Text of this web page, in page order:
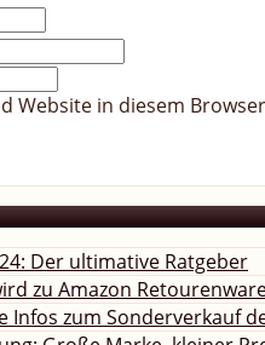
Website in diesem
Der ultimative Ratgeber
zu Amazon
Infos zum Sonderverkauf